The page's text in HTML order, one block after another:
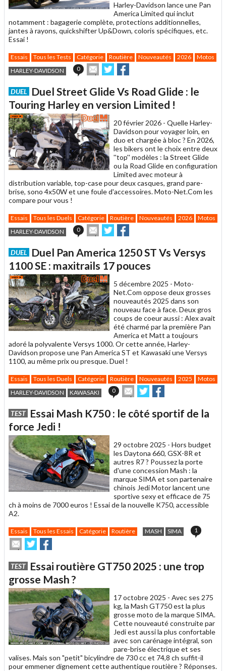
Harley-Davidson lance une Pan
America Limited qui inclut
notamment : bagagerie complète, protections additionnelles,
jantes à rayons, quickshifter Up&Down, coloris spécifiques, etc.
Essai !
Essais Tous les Tests Catégorie Routière Nouveautés 2026 Motos
HARLEY-DAVIDSON
0
Envoyer
cet
à
un
ami
Partager
sur sur
DUEL
Duel Street Glide Vs Road Glide : le
Touring Harley en version Limited !
20 février 2026 - Quelle Harley-
Davidson pour voyager loin, en
duo et chargée à bloc ? En 2026,
les bikers ont le choix entre deux
''top'' modèles : la Street Glide
ou la Road Glide en configuration
Limited avec moteur à
distribution variable, top-case pour deux casques, grand pare-
brise, sono 4x50W et une foule d'accessoires. Moto-Net.Com les
compare pour vous !
Essais Tous les Duels Catégorie Routière Nouveautés 2026 Motos
HARLEY-DAVIDSON
0
Envoyer
cet
à
un
ami
Partager
sur sur
DUEL
Duel Pan America 1250 ST Vs Versys
1100 SE : maxitrails 17 pouces
5 décembre 2025 - Moto-
Net.Com oppose deux grosses
nouveautés 2025 dans son
nouveau face à face. Deux gros
coups de coeur aussi : Alex avait
été charmé par la première Pan
America et Matt a toujours
adoré la polyvalente Versys 1000. Or cette année, Harley-
Davidson propose une Pan America ST et Kawasaki une Versys
1100, au même prix ou presque. Duel !
Essais Tous les Duels Catégorie Routière Nouveautés 2025 Motos
HARLEY-DAVIDSON
KAWASAKI 0
Envoyer
cet
à
Partager
sur sur
TEST Essai Mash K750 : le côté sportif de la
force Jedi !
29 octobre 2025 - Hors budget
les Daytona 660, GSX-8R et
autres R7 ? Poussez la porte
d'une concession Mash : la
marque SIMA et son partenaire
chinois Jedi Motor lancent une
sportive sexy et efficace de 75
ch à moins de 7000 euros ! Essai de la nouvelle K750, accessible
A2.
Essais Tous les Essais Catégorie Routière MASH SIMA 1
Envoyer
cet
à
un
ami
Partager
sur
sur
TEST Essai routière GT750 2025 : une trop
grosse Mash ?
17 octobre 2025 - Avec ses 275
kg, la Mash GT750 est la plus
grosse moto de la marque SIMA.
Cette nouveauté construite par
Jedi est aussi la plus confortable
avec son carénage intégral, son
pare-brise électrique et ses
valises. Mais son "petit" bicylindre de 730 cc et 74,8 ch suffit-il
pour emmener dignement cette authentique routière ? Réponses.